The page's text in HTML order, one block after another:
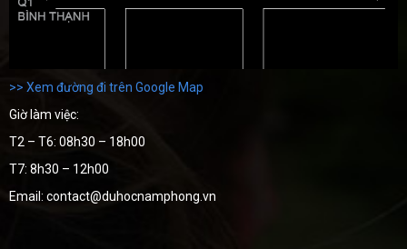
>> Xem đường đi trên Google Map
Giờ làm việc:
T2 – T6: 08h30 – 18h00
T7: 8h30 – 12h00
Email: contact@duhocnamphong.vn